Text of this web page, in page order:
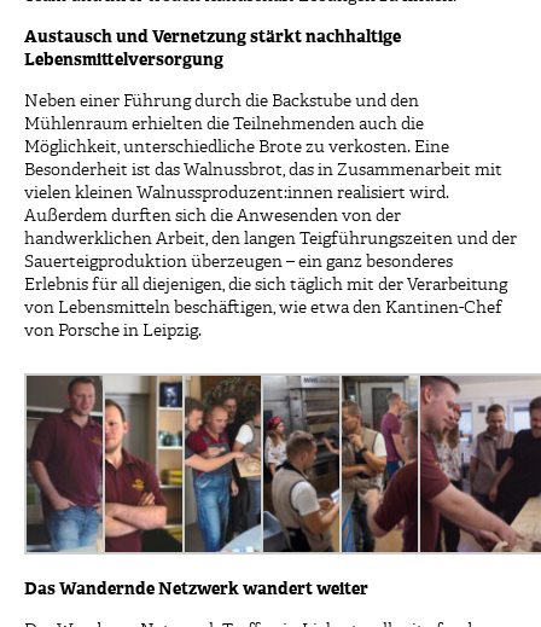
Austausch und Vernetzung stärkt nachhaltige
Lebensmittelversorgung
Neben einer Führung durch die Backstube und den
Mühlenraum erhielten die Teilnehmenden auch die
Möglichkeit, unterschiedliche Brote zu verkosten. Eine
Besonderheit ist das Walnussbrot, das in Zusammenarbeit mit
vielen kleinen Walnussproduzent:innen realisiert wird.
Außerdem durften sich die Anwesenden von der
handwerklichen Arbeit, den langen Teigführungszeiten und der
Sauerteigproduktion überzeugen – ein ganz besonderes
Erlebnis für all diejenigen, die sich täglich mit der Verarbeitung
von Lebensmitteln beschäftigen, wie etwa den Kantinen-Chef
von Porsche in Leipzig.
Das Wandernde Netzwerk wandert weiter